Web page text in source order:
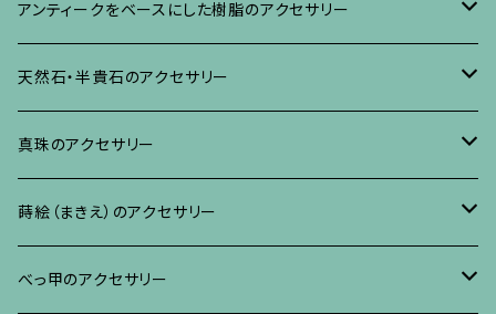
ネックレス、その他
イヤリング、ピアス
ネックレス、ペンダント
ブレスレット、バングル、その他
ブローチ
イヤリング・ピアス
ネックレス・ペンダント
リング
ブレスレット・バングル、その他
アンティークをベースにした樹脂のアクセサリー
ブローチ
イヤリング・ピアス
ネックレス、ペンダント
ブレスレット、その他
天然石・半貴石のアクセサリー
ブローチ
イヤリング・ピアス
ネックレス、ペンダント
真珠のアクセサリー
ブローチ
イヤリング・ピアス
蒔絵（まきえ）のアクセサリー
べっ甲に蒔絵のアクセサリー
べっ甲のアクセサリー